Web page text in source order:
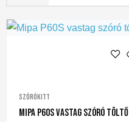
Szórókitt
Mipa P60S Vastag Szóró